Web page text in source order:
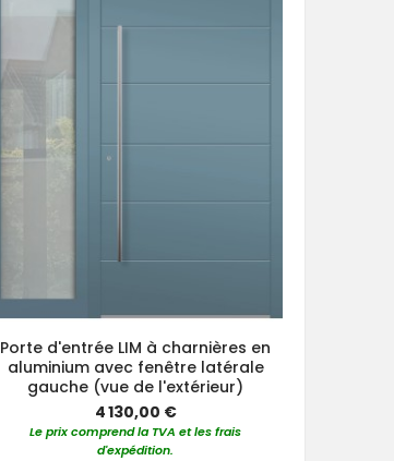
Porte d'entrée LIM à charnières en
aluminium avec fenêtre latérale
gauche (vue de l'extérieur)
4 130,00 €
Le prix comprend la TVA et les frais
d'expédition.